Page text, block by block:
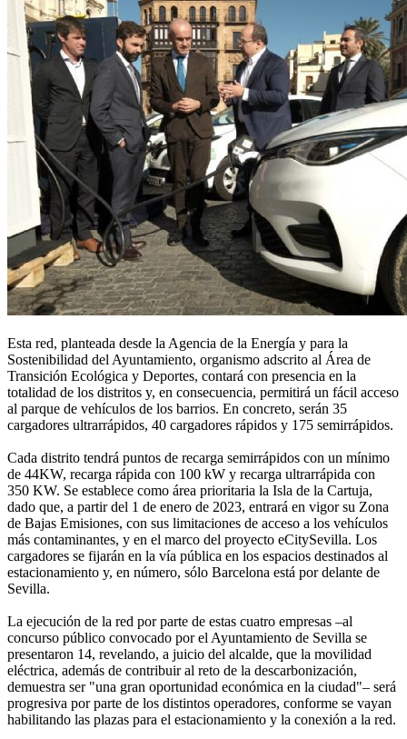
Esta red, planteada desde la Agencia de la Energía y para la
Sostenibilidad del Ayuntamiento, organismo adscrito al Área de
Transición Ecológica y Deportes, contará con presencia en la
totalidad de los distritos y, en consecuencia, permitirá un fácil acceso
al parque de vehículos de los barrios. En concreto, serán 35
cargadores ultrarrápidos, 40 cargadores rápidos y 175 semirrápidos.
Cada distrito tendrá puntos de recarga semirrápidos con un mínimo
de 44KW, recarga rápida con 100 kW y recarga ultrarrápida con
350 KW. Se establece como área prioritaria la Isla de la Cartuja,
dado que, a partir del 1 de enero de 2023, entrará en vigor su Zona
de Bajas Emisiones, con sus limitaciones de acceso a los vehículos
más contaminantes, y en el marco del proyecto eCitySevilla. Los
cargadores se fijarán en la vía pública en los espacios destinados al
estacionamiento y, en número, sólo Barcelona está por delante de
Sevilla.
La ejecución de la red por parte de estas cuatro empresas –al
concurso público convocado por el Ayuntamiento de Sevilla se
presentaron 14, revelando, a juicio del alcalde, que la movilidad
eléctrica, además de contribuir al reto de la descarbonización,
demuestra ser "una gran oportunidad económica en la ciudad"– será
progresiva por parte de los distintos operadores, conforme se vayan
habilitando las plazas para el estacionamiento y la conexión a la red.